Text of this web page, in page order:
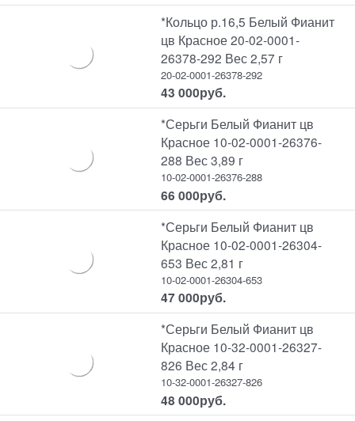
*Кольцо р.16,5 Белый Фианит
цв Красное 20-02-0001-
26378-292 Вес 2,57 г
20-02-0001-26378-292
43 000руб.
*Серьги Белый Фианит цв
Красное 10-02-0001-26376-
288 Вес 3,89 г
10-02-0001-26376-288
66 000руб.
*Серьги Белый Фианит цв
Красное 10-02-0001-26304-
653 Вес 2,81 г
10-02-0001-26304-653
47 000руб.
*Серьги Белый Фианит цв
Красное 10-32-0001-26327-
826 Вес 2,84 г
10-32-0001-26327-826
48 000руб.